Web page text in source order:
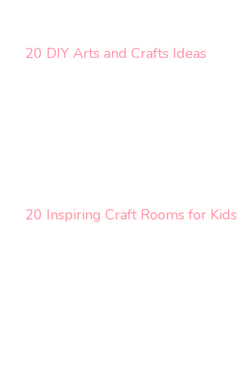
20 DIY Arts and Crafts Ideas
20 Inspiring Craft Rooms for Kids